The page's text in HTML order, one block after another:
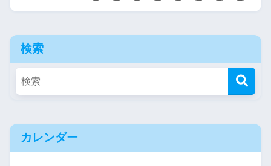
検索
カレンダー